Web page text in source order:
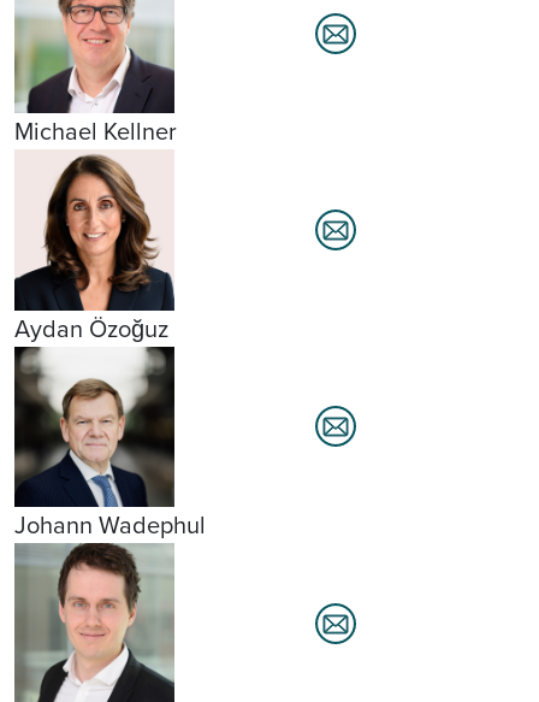
Michael Kellner
Aydan Özoğuz
Johann Wadephul